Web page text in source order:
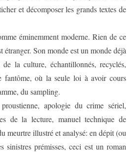
et décomposer les grands textes de
éminemment moderne. Rien de ce
Son monde est un monde déjà
la culture, échantillonnés, recyclés,
fantôme, où la seule loi à avoir cours
du sampling.
apologie du crime sériel,
de la lecture, manuel technique de
meurtre illustré et analysé: en dépit (ou
sinistres prémisses, ceci est un roman